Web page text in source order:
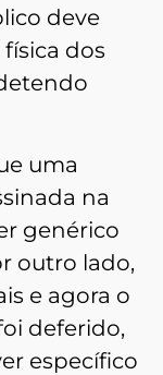
deve
dos
uma
na
genérico
outro lado,
e agora o
deferido,
específico